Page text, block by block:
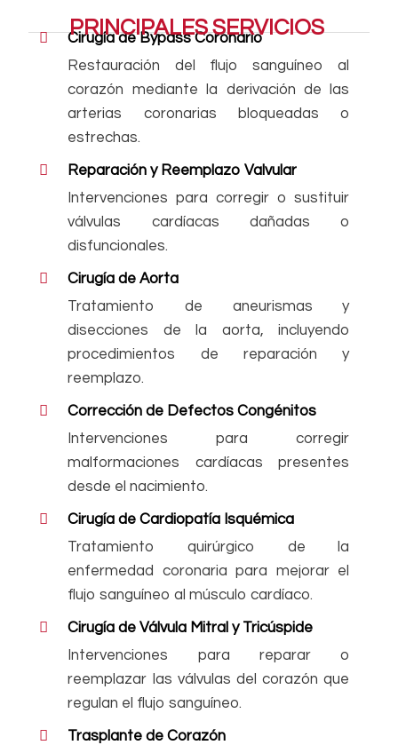
PRINCIPALES SERVICIOS
Cirugía de Bypass Coronario
Restauración del flujo sanguíneo al
corazón mediante la derivación de las
arterias coronarias bloqueadas o
estrechas.
Reparación y Reemplazo Valvular
Intervenciones para corregir o sustituir
válvulas cardíacas dañadas o
disfuncionales.
Cirugía de Aorta
Tratamiento de aneurismas y
disecciones de la aorta, incluyendo
procedimientos de reparación y
reemplazo.
Corrección de Defectos Congénitos
Intervenciones para corregir
malformaciones cardíacas presentes
desde el nacimiento.
Cirugía de Cardiopatía Isquémica
Tratamiento quirúrgico de la
enfermedad coronaria para mejorar el
flujo sanguíneo al músculo cardíaco.
Cirugía de Válvula Mitral y Tricúspide
Intervenciones para reparar o
reemplazar las válvulas del corazón que
regulan el flujo sanguíneo.
Trasplante de Corazón